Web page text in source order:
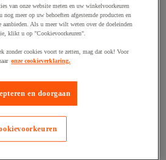
gereedschapkoffer
versterkte kist
van onze website meten en uw winkelvoorkeuren
meer op uw behoeften afgestemde producten en
aanbieden. Als u meer wilt weten over de doeleinden
klikt u op "Cookievoorkeuren".
zonder cookies voort te zetten, mag dat ook! Voor
onze cookieverklaring.
en doorgaan